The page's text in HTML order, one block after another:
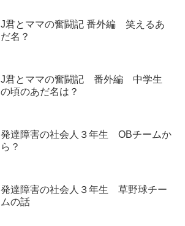
J君とママの奮闘記 番外編 笑えるあ
だ名？
J君とママの奮闘記 番外編 中学生
の頃のあだ名は？
発達障害の社会人３年生 OBチームか
ら？
発達障害の社会人３年生 草野球チー
ムの話